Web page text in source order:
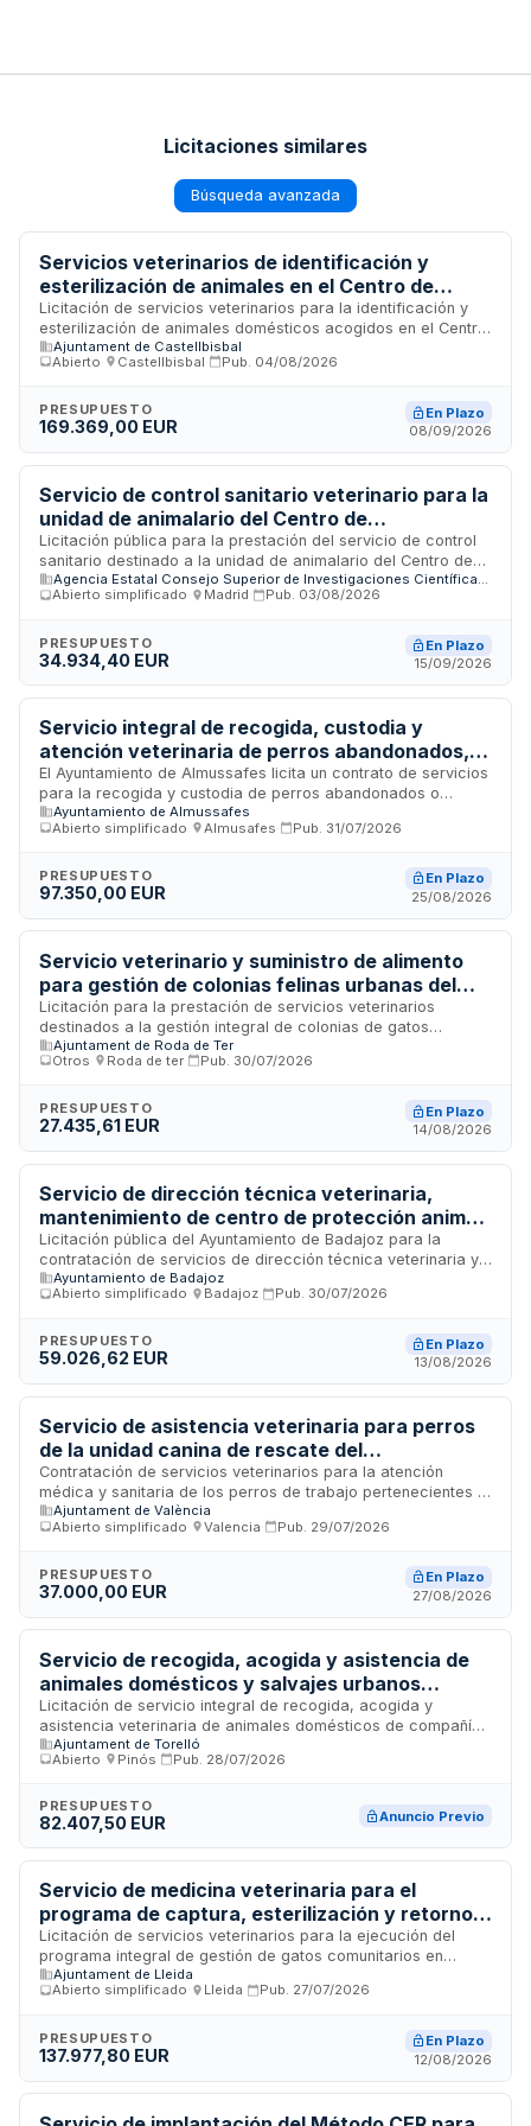
Licitaciones similares
Búsqueda avanzada
Servicios veterinarios de identificación y
esterilización de animales en el Centro de
Acogida de Animales Domésticos de
Castellbisbal
Licitación de servicios veterinarios para la identificación y
esterilización de animales domésticos acogidos en el Centro
de Acogida de Animales Domésticos (CAAD) de
Castellbisbal. El contrato incluye procedimientos de
centro como de colonias felinas, así como servicios de
identificación mediante microchip y cartilla. El objeto se
los licitadores pueden aplicar bajas, con un presupuesto
máximo de dos años de duración y posibilidad de prórrogas
anuales.
Ajuntament de Castellbisbal
Abierto
Castellbisbal Pub. 04/08/2026
PRESUPUESTO
169.369,00 EUR
En Plazo
08/09/2026
Servicio de control sanitario veterinario para la
unidad de animalario del Centro de
Investigaciones Biológicas Margarita Salas
Licitación pública para la prestación del servicio de control
sanitario destinado a la unidad de animalario del Centro de
Investigaciones Biológicas Margarita Salas, dependiente del
Consejo Superior de Investigaciones Científicas. El contrato
control sanitario en las instalaciones de cría y mantenimiento
de animales de laboratorio utilizados en investigación
científica.
Agencia Estatal Consejo Superior de Investigaciones Científicas, M.P.
Abierto simplificado
Madrid Pub. 03/08/2026
PRESUPUESTO
34.934,40 EUR
En Plazo
15/09/2026
Servicio integral de recogida, custodia y
atención veterinaria de perros abandonados,
gestión de colonias felinas y suministro de
alimento para animales - Ayuntamiento de
Almussafes
El Ayuntamiento de Almussafes licita un contrato de servicios
para la recogida y custodia de perros abandonados o
extraviados en vía pública e instalaciones municipales,
atención veterinaria de los animales, gestión de colonias
contrato comprende tres lotes diferenciados: custodia de
perros y gestión de colonias felinas, servicios veterinarios, y
administrativo de servicios con duración inicial de un año,
sometido a la Ley de Contratos del Sector Público.
Ayuntamiento de Almussafes
Abierto simplificado
Almusafes Pub. 31/07/2026
PRESUPUESTO
97.350,00 EUR
En Plazo
25/08/2026
Servicio veterinario y suministro de alimento
para gestión de colonias felinas urbanas del
municipio
Licitación para la prestación de servicios veterinarios
destinados a la gestión integral de colonias de gatos
urbanos, incluyendo atención sanitaria y el suministro de
alimento para su alimentación, conforme al programa
adjudicará mediante procedimiento abierto simplificado
abreviado considerando criterios de mejor calidad-precio.
Ajuntament de Roda de Ter
Otros
Roda de ter Pub. 30/07/2026
PRESUPUESTO
27.435,61 EUR
En Plazo
14/08/2026
Servicio de dirección técnica veterinaria,
mantenimiento de centro de protección animal
y recogida de animales en vía pública para el
Ayuntamiento de Badajoz
Licitación pública del Ayuntamiento de Badajoz para la
contratación de servicios de dirección técnica veterinaria y
gestión integral del centro de protección animal municipal,
incluyendo el mantenimiento de las instalaciones, la recogida
pública y la retirada de cadáveres de animales en el término
municipal de Badajoz y sus pedanías. El servicio comprende
alojados y gestión de la recogida y transporte de fauna.
Ayuntamiento de Badajoz
Abierto simplificado
Badajoz Pub. 30/07/2026
PRESUPUESTO
59.026,62 EUR
En Plazo
13/08/2026
Servicio de asistencia veterinaria para perros
de la unidad canina de rescate del
departamento de bomberos, prevención,
intervención en emergencias y protección civil
Contratación de servicios veterinarios para la atención
médica y sanitaria de los perros de trabajo pertenecientes a
la unidad canina de rescate del departamento de bomberos
y protección civil. El contrato incluye la prestación de
mantener la salud y operatividad de los caninos utilizados en
operaciones de rescate y emergencias.
Ajuntament de València
Abierto simplificado
Valencia Pub. 29/07/2026
PRESUPUESTO
37.000,00 EUR
En Plazo
27/08/2026
Servicio de recogida, acogida y asistencia de
animales domésticos y salvajes urbanos
abandonados, perdidos o heridos en vía pública
- Ajuntament de Torelló
Licitación de servicio integral de recogida, acogida y
asistencia veterinaria de animales domésticos de compañía
y fauna urbana abandonados, perdidos, heridos o
decomisados encontrados en espacios públicos. Incluye
de cuerpos de seguridad y departamento de salud pública
municipal. El Ajuntament de Torelló requiere un operador
cualificado para gestionar la captación, custodia temporal,
atención sanitaria básica y derivación de animales a
recursos especializados, así como apoyo técnico en
intervenciones relacionadas con animales de las autoridades
competentes.
Ajuntament de Torelló
Abierto
Pinós Pub. 28/07/2026
PRESUPUESTO
82.407,50 EUR Anuncio Previo
Servicio de medicina veterinaria para el
programa de captura, esterilización y retorno
de gatos comunitarios del Ayuntamiento de
Lleida
Licitación de servicios veterinarios para la ejecución del
programa integral de gestión de gatos comunitarios en
Lleida. El contrato incluye actividades de captura,
esterilización, retorno, identificación electrónica,
actuaciones veterinarias complementarias necesarias para
el control poblacional y sanitario de colonias felinas del
Ajuntament de Lleida
Abierto simplificado
Lleida Pub. 27/07/2026
PRESUPUESTO
137.977,80 EUR
En Plazo
12/08/2026